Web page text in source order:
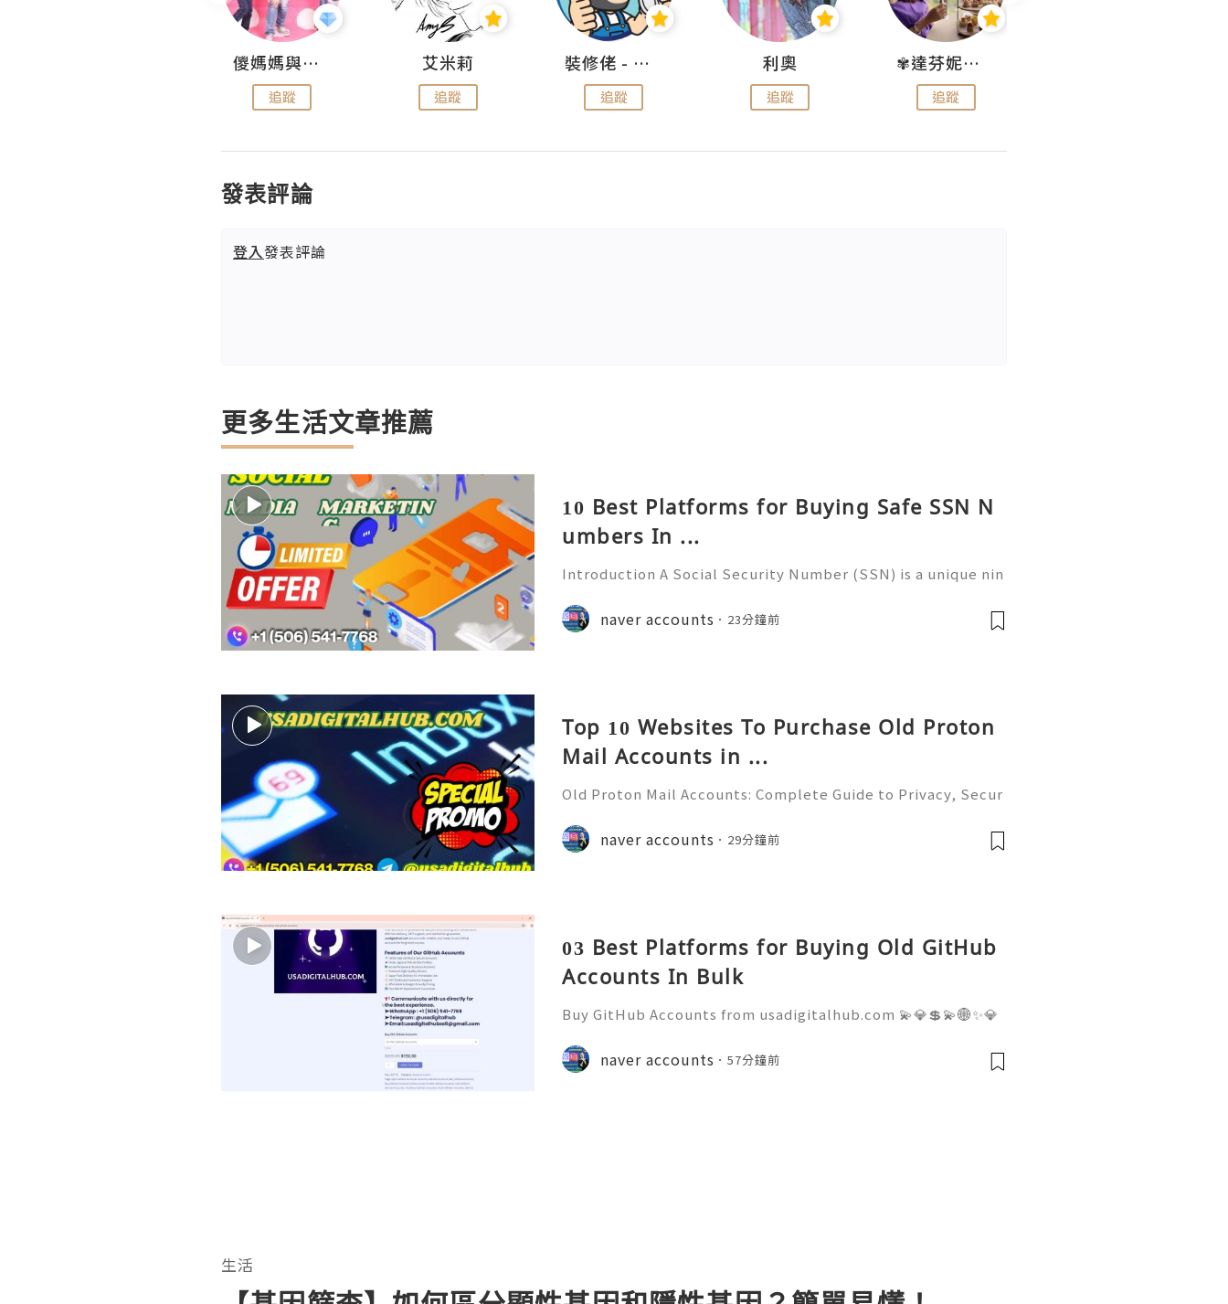
儍媽媽與兩隻小魔怪之家
追蹤
艾米莉
追蹤
裝修佬 - 香港一站式網上裝修平台
追蹤
利奧
追蹤
✾達芬妮•愛孩子•愛生活✾
追蹤
發表評論
登入發表評論
更多生活文章推薦
10 Best Platforms for Buying Safe SSN N
umbers In ...
Introduction A Social Security Number (SSN) is a unique nin
official identification, employment records, taxation, and g
overnment-related pur
naver accounts 23分鐘前
Top 10 Websites To Purchase Old Proton
Mail Accounts in ...
Old Proton Mail Accounts: Complete Guide to Privacy, Secur
liable 24/7 Customer Support 💫💎💲💫🌐✨💎WhatsApp :+1 (5
06) 541-7768 💫💎💲💫🌐✨💎Telegram: @usadig
naver accounts 29分鐘前
03 Best Platforms for Buying Old GitHub
Accounts In Bulk
Buy GitHub Accounts from usadigitalhub.com 💫💎💲💫🌐✨💎
pp :+1 (506) 541-7768 💫💎💲💫🌐✨💎Telegram: @usadigitalhu
b 💫💎💲💫🌐✨💎Discord: usadigitalhub 💫💎💲💫🌐✨💎Email:us
naver accounts 57分鐘前
生活